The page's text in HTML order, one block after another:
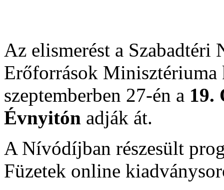
Az elismerést a Szabadtéri
Erőforrások Minisztériuma
szeptemberben 27-én a 19.
Évnyitón adják át.
A Nívódíjban részesült
Füzetek online